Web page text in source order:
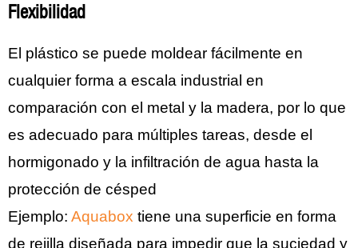
Flexibilidad
El plástico se puede moldear fácilmente en
cualquier forma a escala industrial en
comparación con el metal y la madera, por lo que
es adecuado para múltiples tareas, desde el
hormigonado y la infiltración de agua hasta la
protección de césped
Ejemplo: Aquabox tiene una superficie en forma
de rejilla diseñada para impedir que la suciedad y